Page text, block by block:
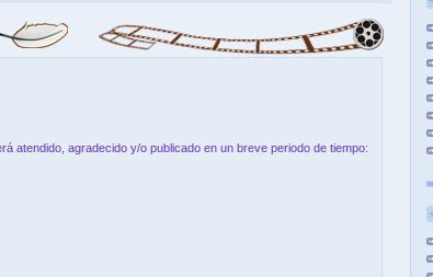
atendido, agradecido y/o publicado en un breve periodo de tiempo: